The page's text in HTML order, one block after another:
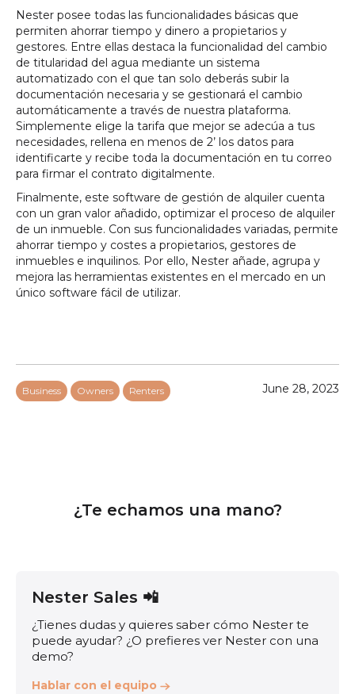
Nester posee todas las funcionalidades básicas que
permiten ahorrar tiempo y dinero a propietarios y
gestores. Entre ellas destaca la funcionalidad del cambio
de titularidad del agua mediante un sistema
automatizado con el que tan solo deberás subir la
documentación necesaria y se gestionará el cambio
automáticamente a través de nuestra plataforma.
Simplemente elige la tarifa que mejor se adecúa a tus
necesidades, rellena en menos de 2’ los datos para
identificarte y recibe toda la documentación en tu correo
para firmar el contrato digitalmente.
Finalmente, este software de gestión de alquiler cuenta
con un gran valor añadido, optimizar el proceso de alquiler
de un inmueble. Con sus funcionalidades variadas, permite
ahorrar tiempo y costes a propietarios, gestores de
inmuebles e inquilinos. Por ello, Nester añade, agrupa y
mejora las herramientas existentes en el mercado en un
único software fácil de utilizar.
Business Owners Renters June 28, 2023
¿Te echamos una mano?
Nester Sales 📲
¿Tienes dudas y quieres saber cómo Nester te
puede ayudar? ¿O prefieres ver Nester con una
demo?
Hablar con el equipo